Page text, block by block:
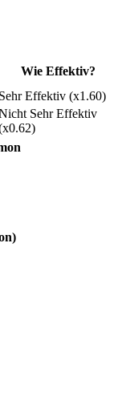
Wie Effektiv?
Sehr Effektiv (x1.60)
Sehr Effektiv